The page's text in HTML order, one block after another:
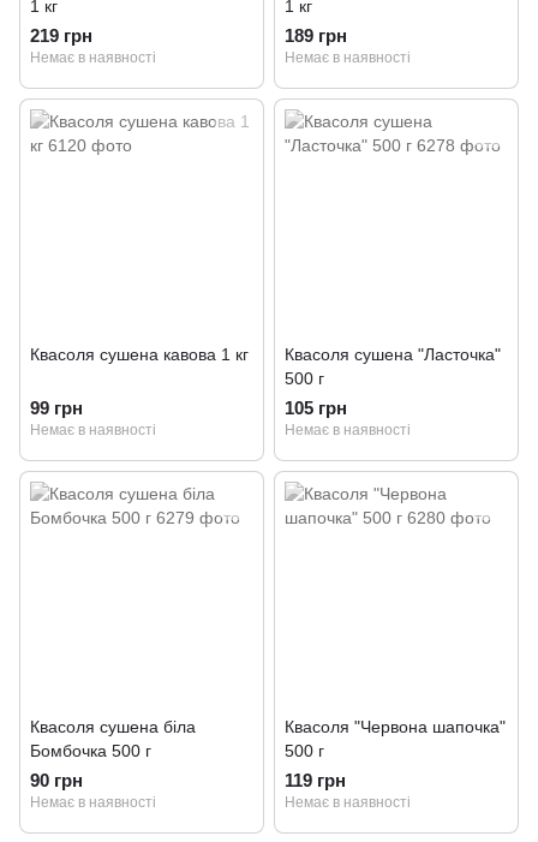
1 кг
219 грн
Немає в наявності
1 кг
189 грн
Немає в наявності
Квасоля сушена кавова 1 кг
99 грн
Немає в наявності
Квасоля сушена "Ласточка"
500 г
105 грн
Немає в наявності
Квасоля сушена біла
Бомбочка 500 г
90 грн
Немає в наявності
Квасоля "Червона шапочка"
500 г
119 грн
Немає в наявності